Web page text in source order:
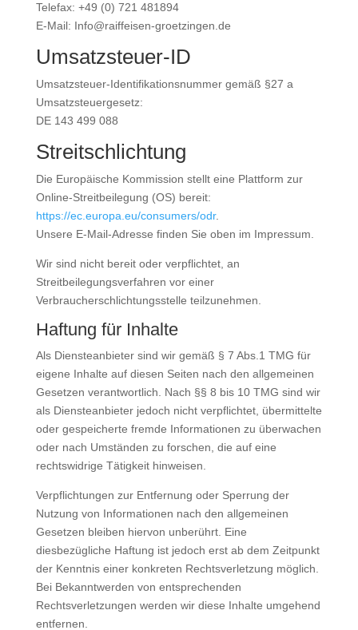
Telefax: +49 (0) 721 481894
E-Mail: Info@raiffeisen-groetzingen.de
Umsatzsteuer-ID
Umsatzsteuer-Identifikationsnummer gemäß §27 a
Umsatzsteuergesetz:
DE 143 499 088
Streitschlichtung
Die Europäische Kommission stellt eine Plattform zur
Online-Streitbeilegung (OS) bereit:
https://ec.europa.eu/consumers/odr.
Unsere E-Mail-Adresse finden Sie oben im Impressum.
Wir sind nicht bereit oder verpflichtet, an
Streitbeilegungsverfahren vor einer
Verbraucherschlichtungsstelle teilzunehmen.
Haftung für Inhalte
Als Diensteanbieter sind wir gemäß § 7 Abs.1 TMG für
eigene Inhalte auf diesen Seiten nach den allgemeinen
Gesetzen verantwortlich. Nach §§ 8 bis 10 TMG sind wir
als Diensteanbieter jedoch nicht verpflichtet, übermittelte
oder gespeicherte fremde Informationen zu überwachen
oder nach Umständen zu forschen, die auf eine
rechtswidrige Tätigkeit hinweisen.
Verpflichtungen zur Entfernung oder Sperrung der
Nutzung von Informationen nach den allgemeinen
Gesetzen bleiben hiervon unberührt. Eine
diesbezügliche Haftung ist jedoch erst ab dem Zeitpunkt
der Kenntnis einer konkreten Rechtsverletzung möglich.
Bei Bekanntwerden von entsprechenden
Rechtsverletzungen werden wir diese Inhalte umgehend
entfernen.